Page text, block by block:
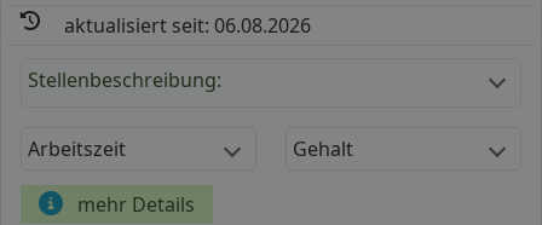
aktualisiert seit: 06.08.2026
Stellenbeschreibung:
Arbeitszeit Gehalt
mehr Details